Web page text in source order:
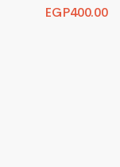
EGP400.00